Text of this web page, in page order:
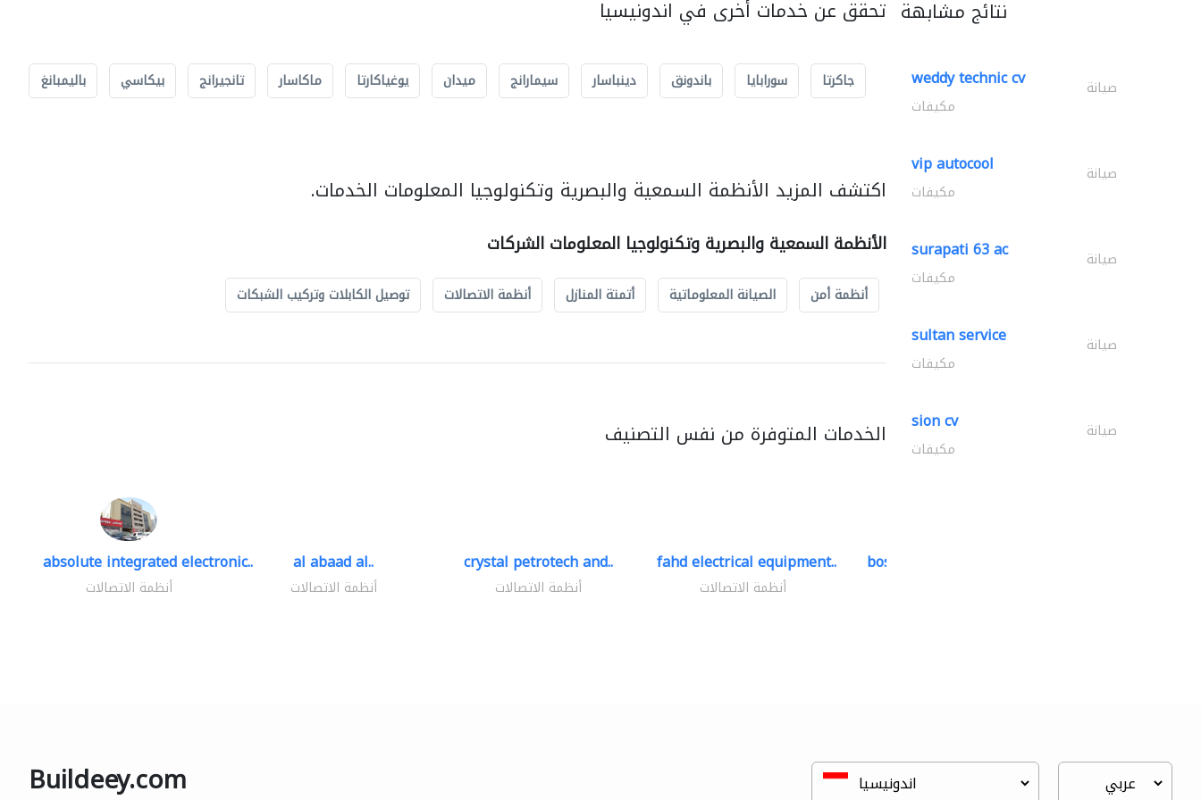
تحقق عن خدمات أخرى في اندونيسيا
جاكرتا سورابايا باندونق دينباسار سيمارانج ميدان يوغياكارتا ماكاسار تانجيرانج بيكاسي باليمبانغ
اكتشف المزيد الأنظمة السمعية والبصرية وتكنولوجيا المعلومات الخدمات.
الأنظمة السمعية والبصرية وتكنولوجيا المعلومات الشركات
أنظمة أمن الصيانة المعلوماتية أتمتة المنازل أنظمة الاتصالات توصيل الكابلات وتركيب الشبكات
الخدمات المتوفرة من نفس التصنيف
absolute integrated electronic..
أنظمة الاتصالات
al abaad al..
أنظمة الاتصالات
crystal petrotech and..
أنظمة الاتصالات
fahd electrical equipment..
أنظمة الاتصالات
bosch security systems..
نتائج مشابهة
weddy technic cv صيانة
مكيفات
vip autocool صيانة
مكيفات
surapati 63 ac صيانة
مكيفات
sultan service صيانة
مكيفات
sion cv صيانة
مكيفات
Buildeey.com